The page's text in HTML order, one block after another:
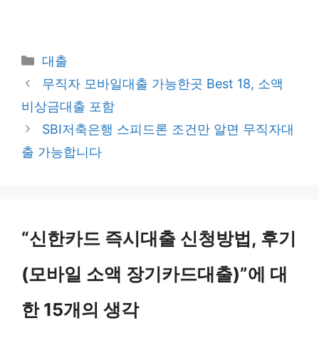
카
테
리
대출
무직자 모바일대출 가능한곳 Best 18, 소액
비상금대출 포함
SBI저축은행 스피드론 조건만 알면 무직자대
출 가능합니다
“신한카드 즉시대출 신청방법, 후기
(모바일 소액 장기카드대출)”에 대
한 15개의 생각